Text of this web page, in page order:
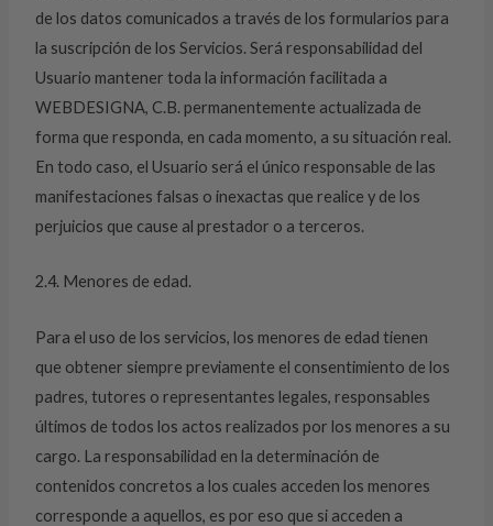
de los datos comunicados a través de los formularios para
la suscripción de los Servicios. Será responsabilidad del
Usuario mantener toda la información facilitada a
WEBDESIGNA, C.B. permanentemente actualizada de
forma que responda, en cada momento, a su situación real.
En todo caso, el Usuario será el único responsable de las
manifestaciones falsas o inexactas que realice y de los
perjuicios que cause al prestador o a terceros.
2.4. Menores de edad.
Para el uso de los servicios, los menores de edad tienen
que obtener siempre previamente el consentimiento de los
padres, tutores o representantes legales, responsables
últimos de todos los actos realizados por los menores a su
cargo. La responsabilidad en la determinación de
contenidos concretos a los cuales acceden los menores
corresponde a aquellos, es por eso que si acceden a